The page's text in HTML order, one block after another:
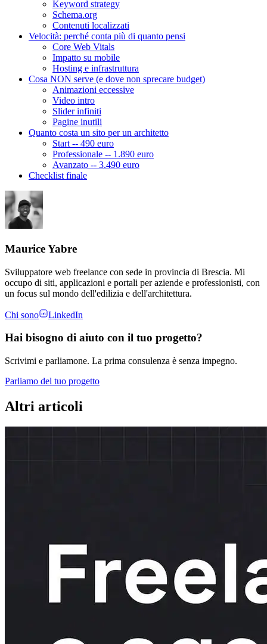
Keyword strategy
Schema.org
Contenuti localizzati
Velocità: perché conta più di quanto pensi
Core Web Vitals
Impatto su mobile
Hosting e infrastruttura
Cosa NON serve (e dove non sprecare budget)
Animazioni eccessive
Video intro
Slider infiniti
Pagine inutili
Quanto costa un sito per un architetto
Start -- 490 euro
Professionale -- 1.890 euro
Avanzato -- 3.490 euro
Checklist finale
Maurice Yabre
Sviluppatore web freelance con sede in provincia di Brescia. Mi
occupo di siti, applicazioni e portali per aziende e professionisti, con
un focus sul mondo dell'edilizia e dell'architettura.
Chi sono LinkedIn
Hai bisogno di aiuto con il tuo progetto?
Scrivimi e parliamone. La prima consulenza è senza impegno.
Parliamo del tuo progetto
Altri articoli